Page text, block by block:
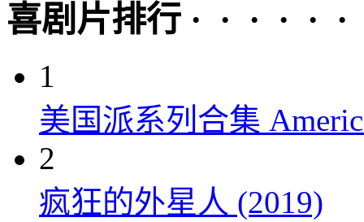
喜剧片排行 · · · · · ·
1
美国派系列合集
2
疯狂的外星人 (2019)